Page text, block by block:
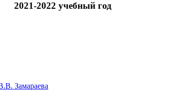
2021-2022 учебный год
Замараева